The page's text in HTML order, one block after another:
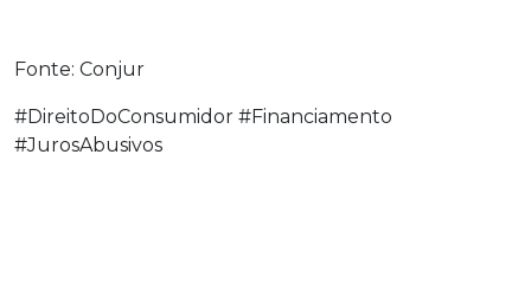
Fonte: Conjur
#DireitoDoConsumidor #Financiamento
#JurosAbusivos